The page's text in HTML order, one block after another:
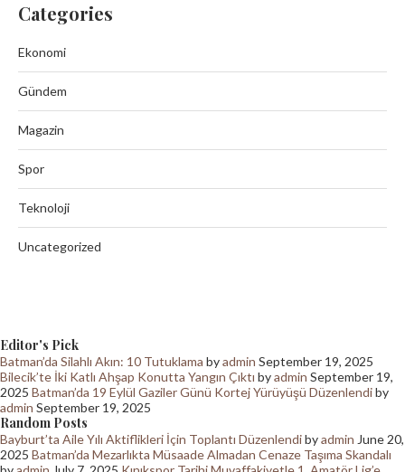
Categories
Ekonomi
Gündem
Magazin
Spor
Teknoloji
Uncategorized
Editor's Pick
Batman’da Silahlı Akın: 10 Tutuklama byadmin September 19, 2025
Bilecik’te İki Katlı Ahşap Konutta Yangın Çıktı byadmin September 19,
2025 Batman’da 19 Eylül Gaziler Günü Kortej Yürüyüşü Düzenlendiby
admin September 19, 2025
Random Posts
Bayburt’ta Aile Yılı Aktiflikleri İçin Toplantı Düzenlendibyadmin June 20,
2025 Batman’da Mezarlıkta Müsaade Almadan Cenaze Taşıma Skandalı